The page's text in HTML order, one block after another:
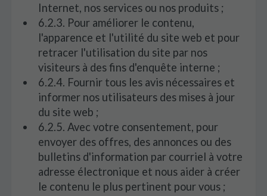
Internet, nos services ou nos produits ;
6.2.3. Pour améliorer le contenu,
l'apparence et l'utilité du site web et pour
retracer l'utilisation du site par nos
visiteurs à des fins d'enquête interne ;
6.2.4. Fournir tous les avis nécessaires et
informer nos utilisateurs des mises à jour
du site web ;
6.2.5. Avec votre consentement, pour
envoyer des offres, des annonces ou des
bulletins d'information par courriel à votre
adresse électronique et nous aider à créer
le contenu le plus pertinent pour vous ;